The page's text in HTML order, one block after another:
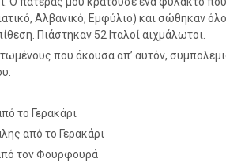
Αλβανικό, Εμφύλιο) και σώθηκαν
Πιάστηκαν 52 Ιταλοί αιχμάλωτοι.
που άκουσα απ’ αυτόν,
το Γερακάρι
από το Γερακάρι
τον Φουρφουρά